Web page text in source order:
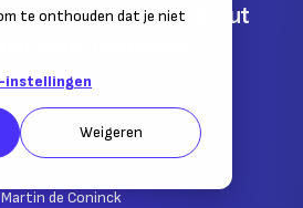
te onthouden dat je niet
instellingen
Weigeren
tool en benut
van je teamleden
4min.
2024
Martin de Coninck